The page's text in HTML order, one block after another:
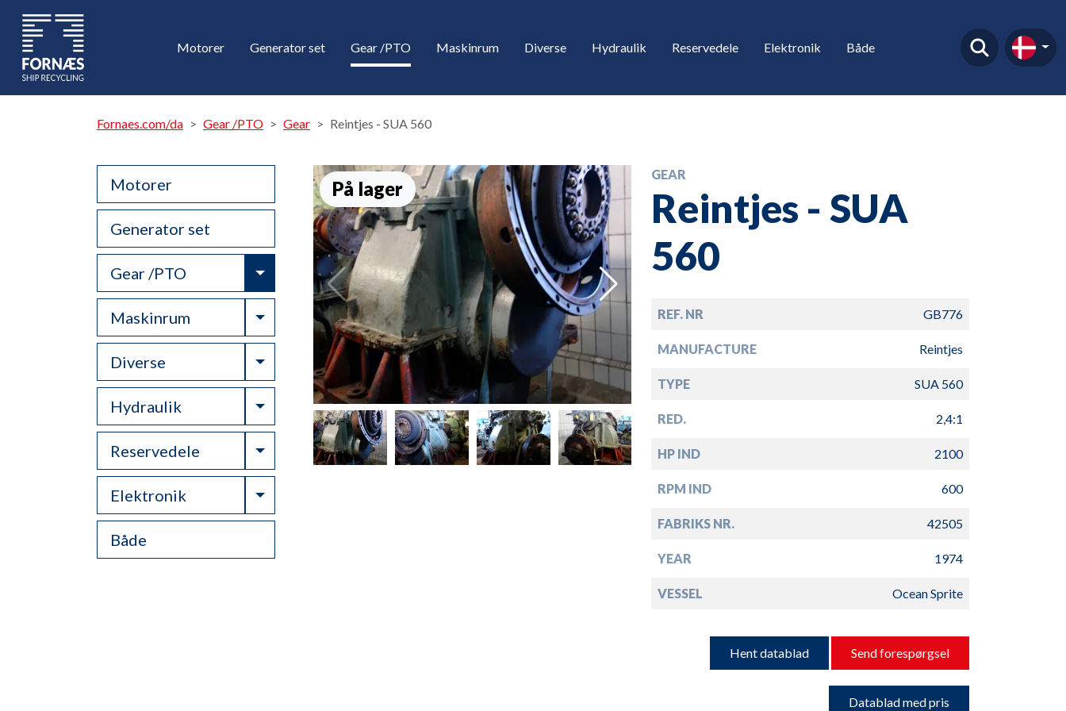
Motorer Generator set Gear /PTO Maskinrum Diverse Hydraulik Reservedele Elektronik Både
Fornaes.com/da Gear /PTO Gear Reintjes - SUA 560
Motorer
Generator set
Gear /PTO Toggle Dropdown
Maskinrum Toggle Dropdown
Diverse Toggle Dropdown
Hydraulik Toggle Dropdown
Reservedele Toggle Dropdown
Elektronik Toggle Dropdown
Både
På lager
GEAR
Reintjes - SUA
560
REF. NR GB776
MANUFACTURE Reintjes
TYPE SUA 560
RED. 2,4:1
HP IND 2100
RPM IND 600
FABRIKS NR. 42505
YEAR 1974
VESSEL Ocean Sprite
Hent datablad Send forespørgsel
Datablad med pris